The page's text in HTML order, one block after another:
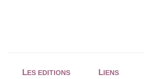
LES EDITIONS LIENS